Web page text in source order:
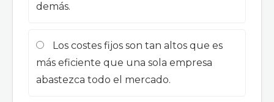
demás.
Los costes fijos son tan altos que es
más eficiente que una sola empresa
abastezca todo el mercado.